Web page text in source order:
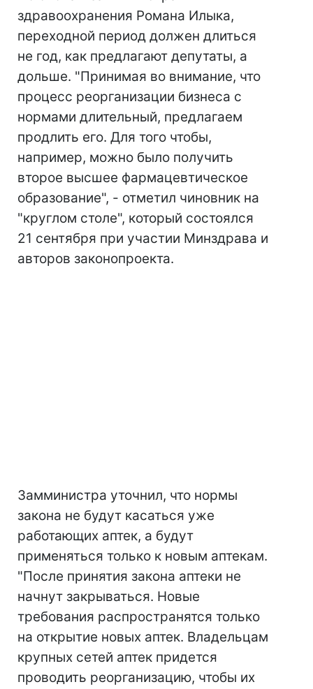
здравоохранения Романа Илыка,
переходной период должен длиться
не год, как предлагают депутаты, а
дольше. "Принимая во внимание, что
процесс реорганизации бизнеса с
нормами длительный, предлагаем
продлить его. Для того чтобы,
например, можно было получить
второе высшее фармацевтическое
образование", - отметил чиновник на
"круглом столе", который состоялся
21 сентября при участии Минздрава и
авторов законопроекта.
Замминистра уточнил, что нормы
закона не будут касаться уже
работающих аптек, а будут
применяться только к новым аптекам.
"После принятия закона аптеки не
начнут закрываться. Новые
требования распространятся только
на открытие новых аптек. Владельцам
крупных сетей аптек придется
проводить реорганизацию, чтобы их